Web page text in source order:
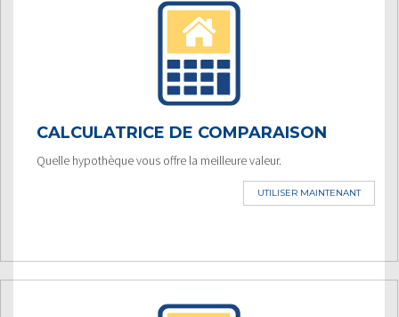
CALCULATRICE DE COMPARAISON
Quelle hypothèque vous offre la meilleure valeur.
UTILISER MAINTENANT